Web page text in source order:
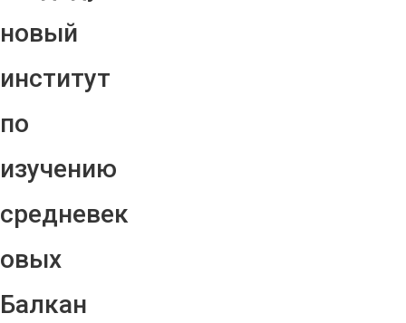
новый
институт
по
изучению
средневек
овых
Балкан